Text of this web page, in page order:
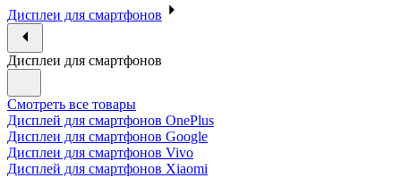
Дисплеи для смартфонов
Дисплеи для смартфонов
Смотреть все товары
Дисплей для смартфонов OnePlus
Дисплеи для смартфонов Google
Дисплеи для смартфонов Vivo
Дисплей для смартфонов Xiaomi